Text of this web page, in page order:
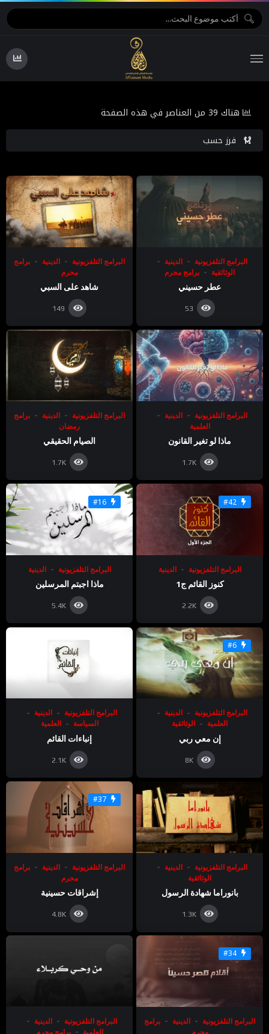
فرز حسب
هناك 39 من العناصر في هذه الصفحة
البرامج التلفزيونية
الدينية
الوثائقية
برامج محرم
عطر حسيني
53
البرامج التلفزيونية الدينية
برامج
محرم
شاهد على السبي
149
البرامج التلفزيونية
الدينية
العلمية
ماذا لو تغير القانون
1.7K
البرامج التلفزيونية الدينية
برامج
رمضان
الصيام الحقيقي
1.7K
#42
البرامج التلفزيونية الدينية
كنوز القائم ج1
2.2K
#16
البرامج التلفزيونية الدينية
ماذا اجبتم المرسلين
5.4K
#6
البرامج التلفزيونية
الدينية
العلمية
الوثائقية
إن معي ربي
8K
البرامج التلفزيونية
الدينية
السياسة
العلمية
إنباءات القائم
2.1K
البرامج التلفزيونية
الدينية
الوثائقية
بانوراما شهادة الرسول
1.3K
#37
البرامج التلفزيونية الدينية
برامج
محرم
إشراقات حسينية
4.8K
#34
البرامج التلفزيونية الدينية
برامج
محرم
البرامج التلفزيونية
الدينية
العلمية
برامج محرم